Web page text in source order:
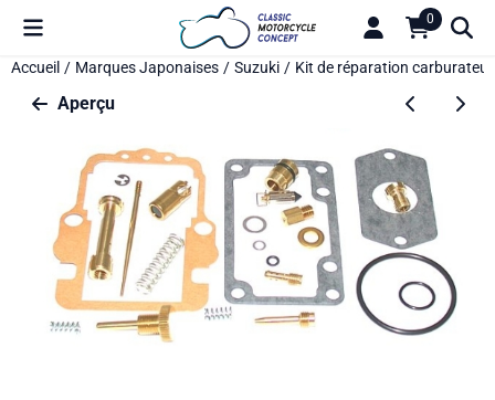
Préférences de cookies disponibles. Choisissez les paramètres
0
Accueil / Marques Japonaises / Suzuki / Kit de réparation carburateur
Aperçu